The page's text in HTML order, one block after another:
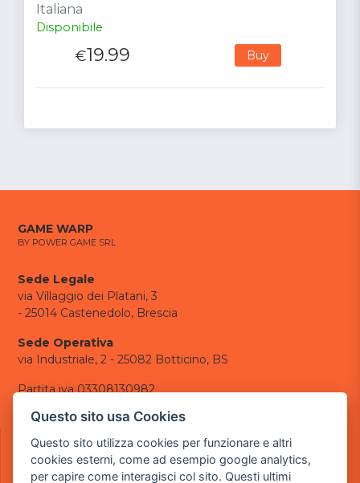
Italiana
Disponibile
€19.99 Buy
GAME WARP
BY POWER GAME SRL
Sede Legale
via Villaggio dei Platani, 3
- 25014 Castenedolo, Brescia
Sede Operativa
via Industriale, 2 - 25082 Botticino, BS
Partita iva 03308130982
e-mail:info@powergame.it
tel.: +39 030 376 2377
Questo sito usa Cookies
Questo sito utilizza cookies per funzionare e altri
cookies esterni, come ad esempio google analytics,
per capire come interagisci col sito. Questi ultimi